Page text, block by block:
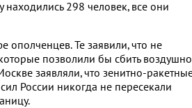
находились 298 человек, все они
ополченцев. Те заявили, что не
позволили бы сбить
заявляли, что зенитно-
России никогда не пересекали